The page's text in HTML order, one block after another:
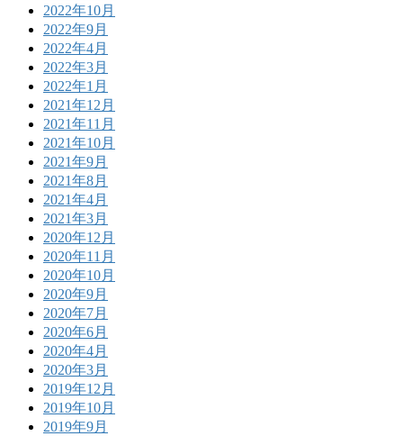
2022年10月
2022年9月
2022年4月
2022年3月
2022年1月
2021年12月
2021年11月
2021年10月
2021年9月
2021年8月
2021年4月
2021年3月
2020年12月
2020年11月
2020年10月
2020年9月
2020年7月
2020年6月
2020年4月
2020年3月
2019年12月
2019年10月
2019年9月